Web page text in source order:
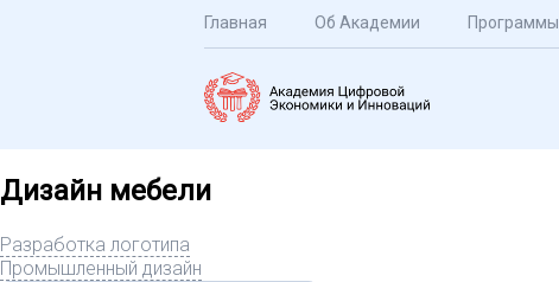
Главная Об Академии Программы
Дизайн мебели
Разработка логотипа
Промышленный дизайн